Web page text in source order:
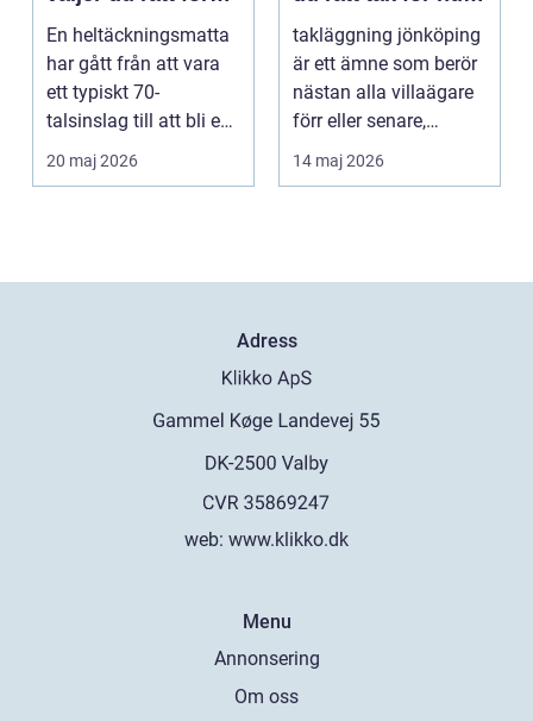
hem och kontor
En heltäckningsmatta
har gått från att vara
ett typiskt 70-
talsinslag till att bli en
modern lösning...
20 maj 2026
och klimat
takläggning jönköping
är ett ämne som berör
nästan alla villaägare
förr eller senare,
eftersom taket...
14 maj 2026
Adress
web: www.klikko.dk
Menu
Annonsering
Om oss